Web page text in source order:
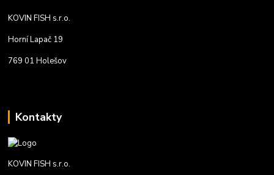
KOVIN FISH s.r.o.
Horní Lapač 19
769 01 Holešov
Kontakty
KOVIN FISH s.r.o.